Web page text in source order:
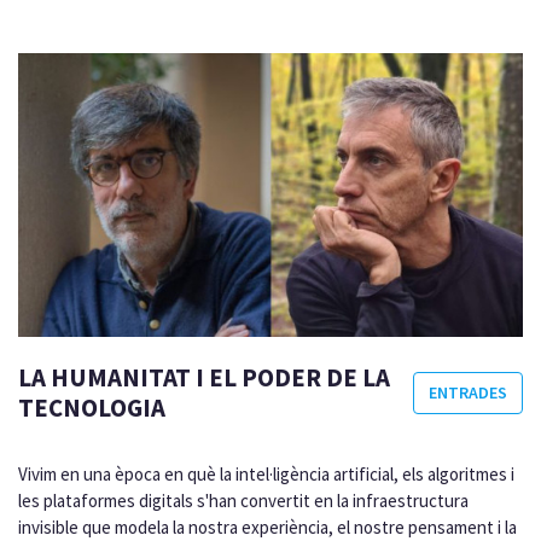
LA HUMANITAT I EL PODER DE LA
TECNOLOGIA
ENTRADES
Vivim en una època en què la intel·ligència artificial, els algoritmes i
les plataformes digitals s'han convertit en la infraestructura
invisible que modela la nostra experiència, el nostre pensament i la